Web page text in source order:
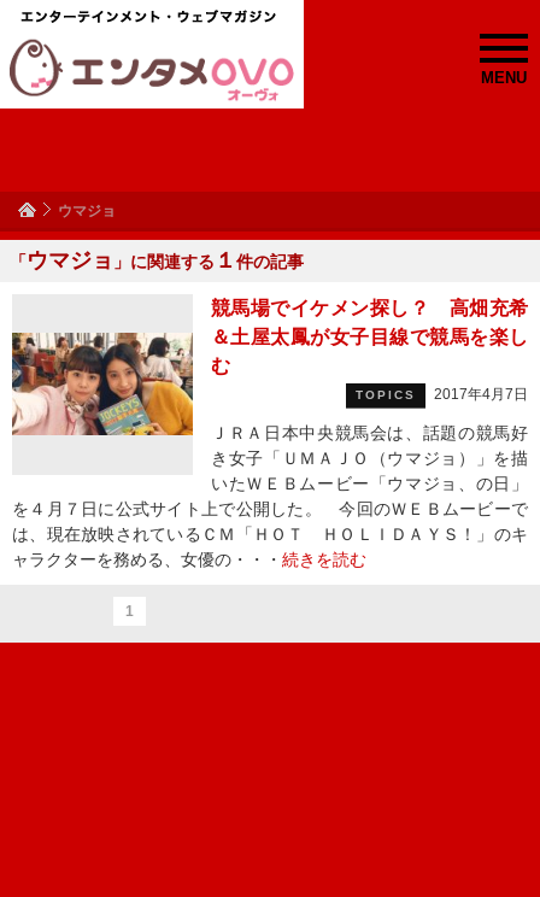
MENU
ウマジョ
「ウマジョ 」に関連する １ 件の記事
競馬場でイケメン探し？ 高畑充希
＆土屋太鳳が女子目線で競馬を楽し
む
TOPICS 2017年4月7日
ＪＲＡ日本中央競馬会は、話題の競馬好
き女子「ＵＭＡＪＯ（ウマジョ）」を描
いたＷＥＢムービー「ウマジョ、の日」
を４月７日に公式サイト上で公開した。 今回のＷＥＢムービーで
は、現在放映されているＣＭ「ＨＯＴ ＨＯＬＩＤＡＹＳ！」のキ
ャラクターを務める、女優の・・・ 続きを読む
1